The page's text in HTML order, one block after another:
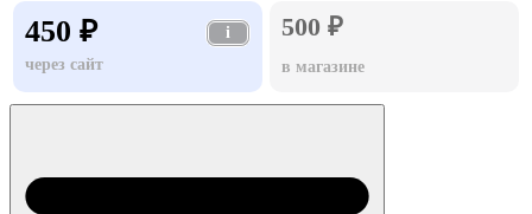
450 ₽
i
через сайт
500 ₽
в магазине